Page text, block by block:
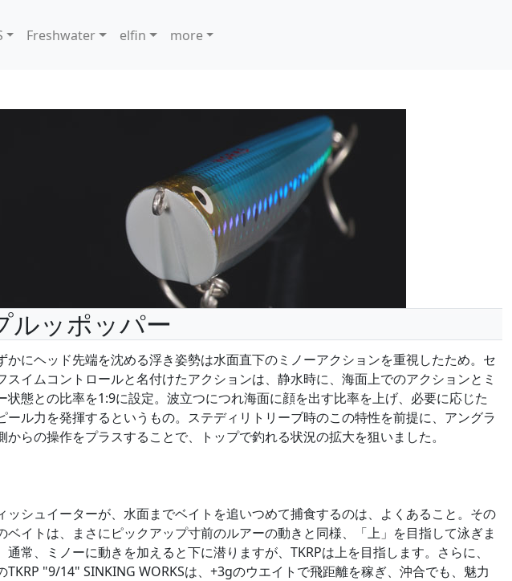
Freshwater elfin more
ルッポッパー
かにヘッド先端を沈める浮き姿勢は水面直下のミノーアクションを重視したため。セ
スイムコントロールと名付けたアクションは、静水時に、海面上でのアクションとミ
状態との比率を1:9に設定。波立つにつれ海面に顔を出す比率を上げ、必要に応じた
ール力を発揮するというもの。ステディリトリーブ時のこの特性を前提に、アングラ
からの操作をプラスすることで、トップで釣れる状況の拡大を狙いました。
ッシュイーターが、水面までベイトを追いつめて捕食するのは、よくあること。その
ベイトは、まさにピックアップ寸前のルアーの動きと同様、「上」を目指して泳ぎま
通常、ミノーに動きを加えると下に潜りますが、TKRPは上を目指します。さらに、
TKRP "9/14" SINKING WORKSは、+3gのウエイトで飛距離を稼ぎ、沖合でも、魅力